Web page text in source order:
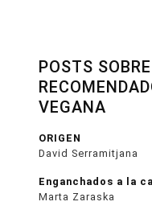
POSTS
VEGANA
ORIGEN
David Serramitjana
Enganchados a la
Marta Zaraska